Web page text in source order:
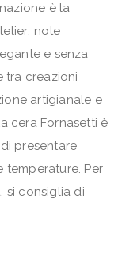
è la
note
e senza
tra creazioni
artigianale e
cera Fornasetti è
presentare
temperature. Per
si consiglia di